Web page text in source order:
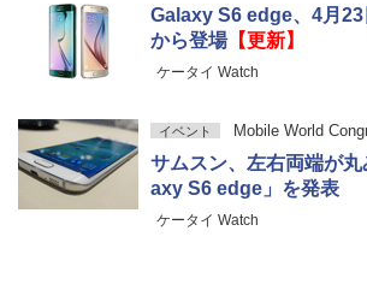
Galaxy S6 edge、4月
から登場【更新】
ケータイ Watch
イベント Mobile World
サムスン、左右両端が丸
axy S6 edge」を発表
ケータイ Watch